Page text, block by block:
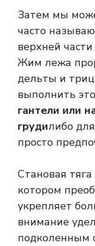
Затем мы
часто
верхней
Жим лежа
дельты и
выполнить
гантели или
грудилибо
просто
Становая
котором
укрепляет
внимание
подколенным